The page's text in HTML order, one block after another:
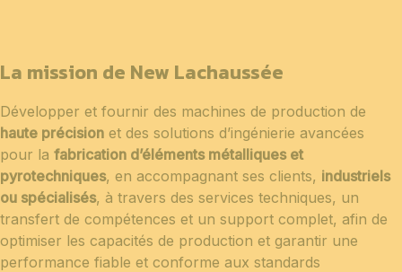
La mission de New Lachaussée
Développer et fournir des machines de production de
haute précision et des solutions d’ingénierie avancées
pour la fabrication d’éléments métalliques et
pyrotechniques, en accompagnant ses clients, industriels
ou spécialisés, à travers des services techniques, un
transfert de compétences et un support complet, afin de
optimiser les capacités de production et garantir une
performance fiable et conforme aux standards